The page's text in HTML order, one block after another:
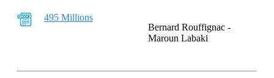
495 Millions
Bernard Rouffignac -
Maroun Labaki